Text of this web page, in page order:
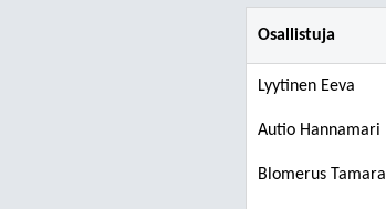
Osallistuja
Lyytinen Eeva
Autio Hannamari
Blomerus Tamara